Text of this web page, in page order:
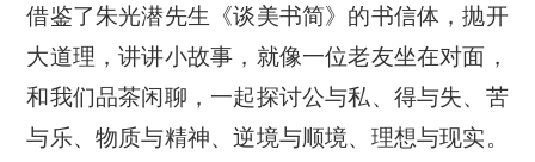
借鉴了朱光潜先生《谈美书简》的书信体，抛开
大道理，讲讲小故事，就像一位老友坐在对面，
和我们品茶闲聊，一起探讨公与私、得与失、苦
与乐、物质与精神、逆境与顺境、理想与现实。